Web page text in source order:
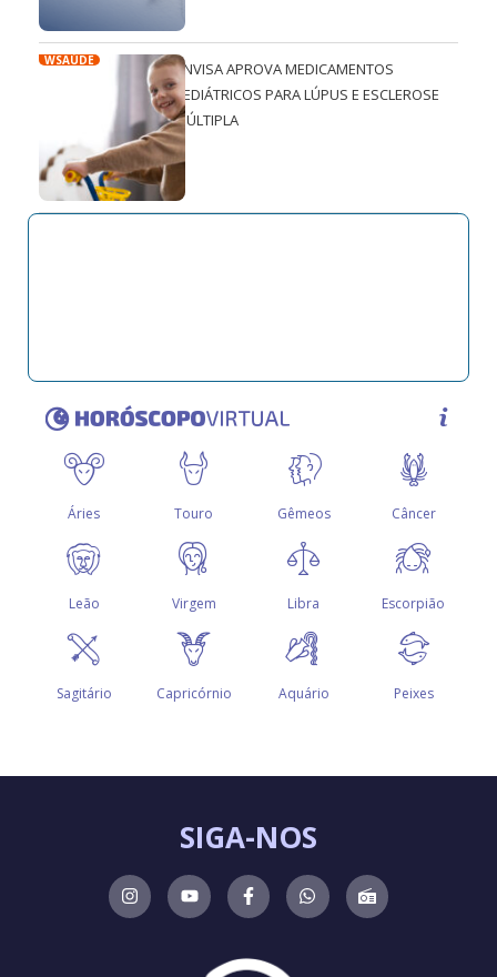
WSAÚDE
ANVISA APROVA MEDICAMENTOS
PEDIÁTRICOS PARA LÚPUS E ESCLEROSE
MÚLTIPLA
SIGA-NOS